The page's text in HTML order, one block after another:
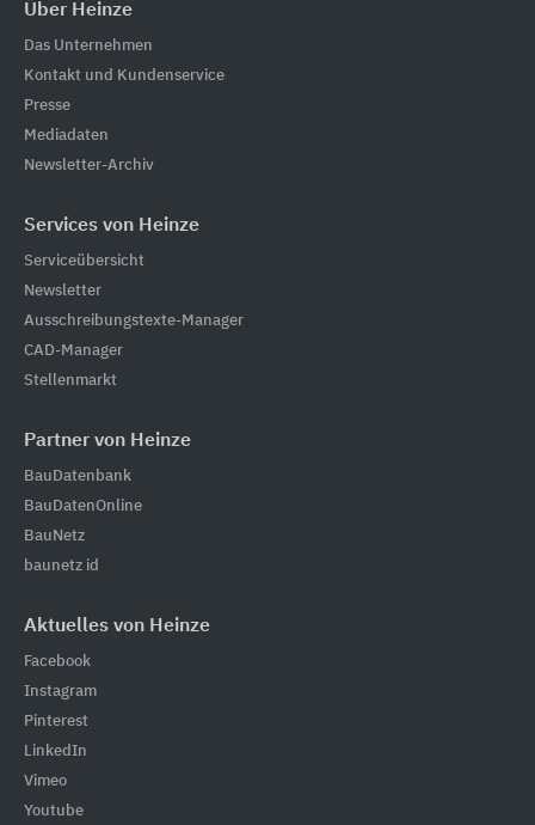
Über Heinze
Das Unternehmen
Kontakt und Kundenservice
Presse
Mediadaten
Newsletter-Archiv
Services von Heinze
Serviceübersicht
Newsletter
Ausschreibungstexte-Manager
CAD-Manager
Stellenmarkt
Partner von Heinze
BauDatenbank
BauDatenOnline
BauNetz
baunetz id
Aktuelles von Heinze
Facebook
Instagram
Pinterest
LinkedIn
Vimeo
Youtube